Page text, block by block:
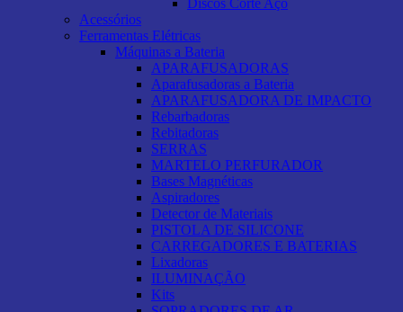
Acessórios
Ferramentas Elétricas
Máquinas a Bateria
APARAFUSADORAS
Aparafusadoras a Bateria
APARAFUSADORA DE IMPACTO
Rebarbadoras
Rebitadoras
SERRAS
MARTELO PERFURADOR
Bases Magnéticas
Aspiradores
Detector de Materiais
PISTOLA DE SILICONE
CARREGADORES E BATERIAS
Lixadoras
ILUMINAÇÃO
Kits